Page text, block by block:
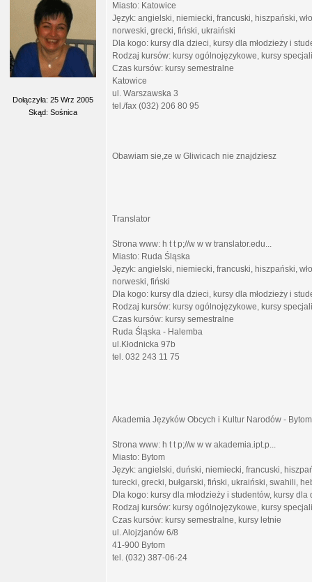
Dołączyła: 25 Wrz 2005
Skąd: Sośnica
Miasto: Katowice
Język: angielski, niemiecki, francuski, hiszpański,
norweski, grecki, fiński, ukraiński
Dla kogo: kursy dla dzieci, kursy dla młodzieży i
Rodzaj kursów: kursy ogólnojęzykowe, kursy
Czas kursów: kursy semestralne
Katowice
ul. Warszawska 3
tel./fax (032) 206 80 95
Obawiam sie,ze w Gliwicach nie znajdziesz
Translator
Strona www: h t t p;//w w w translator.edu...
Miasto: Ruda Śląska
Język: angielski, niemiecki, francuski, hiszpański,
norweski, fiński
Dla kogo: kursy dla dzieci, kursy dla młodzieży i
Rodzaj kursów: kursy ogólnojęzykowe, kursy
Czas kursów: kursy semestralne
Ruda Śląska - Halemba
ul.Kłodnicka 97b
tel. 032 243 11 75
Akademia Języków Obcych i Kultur Narodów - Bytom
Strona www: h t t p;//w w w akademia.ipt.p...
Miasto: Bytom
Język: angielski, duński, niemiecki, francuski,
turecki, grecki, bułgarski, fiński, ukraiński, swahili,
Dla kogo: kursy dla młodzieży i studentów, kursy
Rodzaj kursów: kursy ogólnojęzykowe, kursy
Czas kursów: kursy semestralne, kursy letnie
ul. Alojzjanów 6/8
41-900 Bytom
tel. (032) 387-06-24